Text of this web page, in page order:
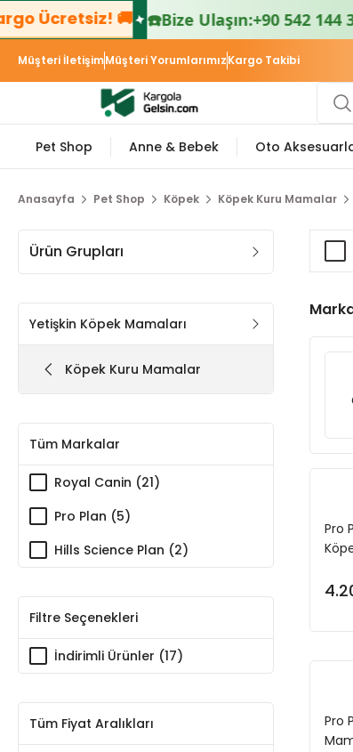
Ücretsiz! 🚚 ☎️Bize Ulaşın:+90 542 144
Müşteri İletişimMüşteri YorumlarımızKargo Takibi
Pet Shop Anne & Bebek Oto
Anasayfa Pet Shop Köpek Köpek Kuru Mamalar
Ürün Grupları
Yetişkin Köpek Mamaları
Köpek Kuru Mamalar
Tüm Markalar
Royal Canin (21)
Pro Plan (5)
Hills Science Plan (2)
Filtre Seçenekleri
İndirimli Ürünler (17)
Tüm Fiyat Aralıkları
Pro
Pro